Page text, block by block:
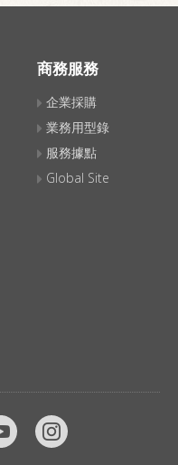
商務服務
企業採購
業務用型錄
服務據點
Global Site